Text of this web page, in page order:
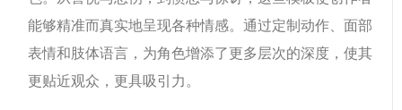
能够精准而真实地呈现各种情感。通过定制动作、面部
表情和肢体语言，为角色增添了更多层次的深度，使其
更贴近观众，更具吸引力。